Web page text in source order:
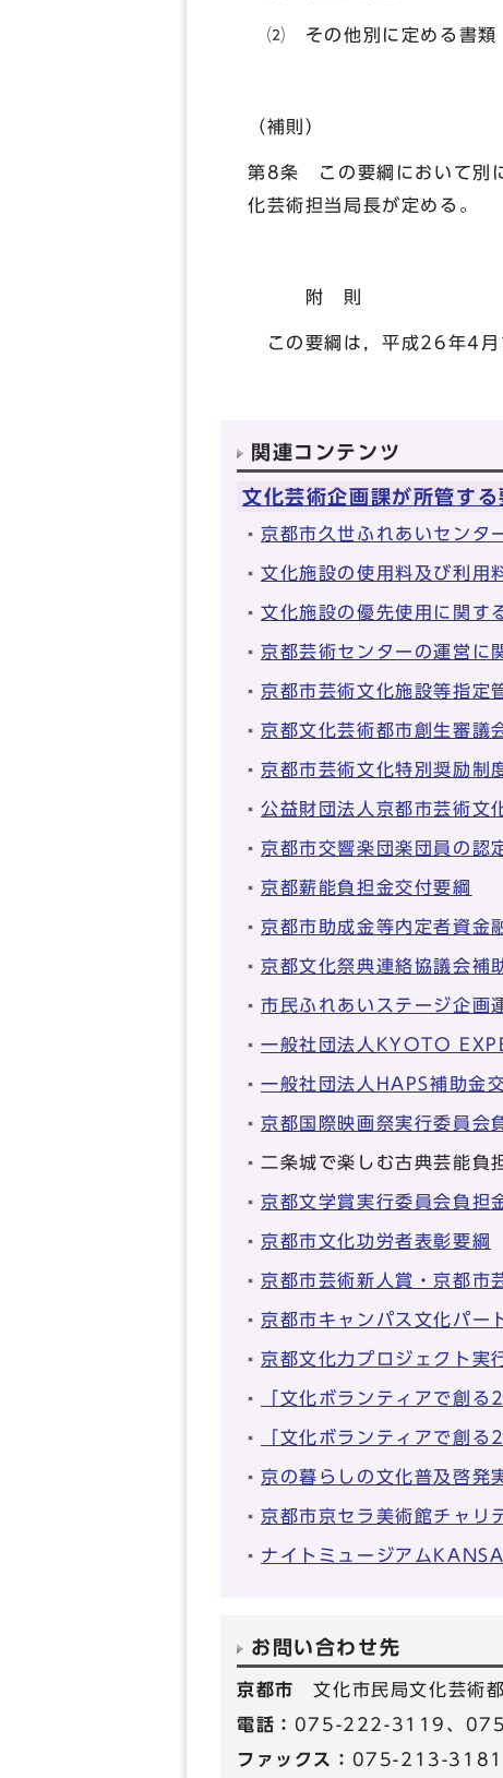
⑵ その他別に定める書
（補則）
第8条 この要綱において別
化芸術担当局長が定める。
附 則
この要綱は，平成26年4月
関連コンテンツ
文化芸術企画課が所管する
京都市久世ふれあいセンタ
文化施設の使用料及び利用
文化施設の優先使用に関す
京都芸術センターの運営に
京都市芸術文化施設等指定
京都文化芸術都市創生審議
京都市芸術文化特別奨励制
公益財団法人京都市芸術文
京都市交響楽団楽団員の認
京都薪能負担金交付要綱
京都市助成金等内定者資金
京都文化祭典連絡協議会補
市民ふれあいステージ企画
一般社団法人KYOTO
一般社団法人HAPS補助金
京都国際映画祭実行委員会
二条城で楽しむ古典芸能負
京都文学賞実行委員会負担
京都市文化功労者表彰要綱
京都市芸術新人賞・京都市
京都市キャンパス文化パー
京都文化力プロジェクト実
「文化ボランティアで創
「文化ボランティアで創
京の暮らしの文化普及啓発
京都市京セラ美術館チャリ
ナイトミュージアム
お問い合わせ先
京都市文化市民局文化芸術
電話： 075-222-3119、075-
ファックス： 075-213-3181